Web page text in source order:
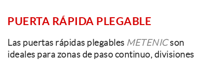
PUERTA RÁPIDA PLEGABLE
Las puertas rápidas plegables METENICson
ideales para zonas de paso continuo, divisiones